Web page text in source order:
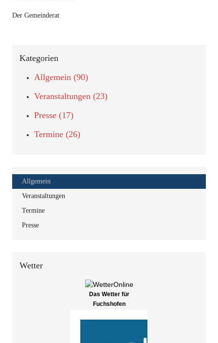
Der Gemeinderat
Kategorien
Allgemein (90)
Veranstaltungen (23)
Presse (17)
Termine (26)
Allgemein
Veranstaltungen
Termine
Presse
Wetter
Das Wetter für
Fuchshofen